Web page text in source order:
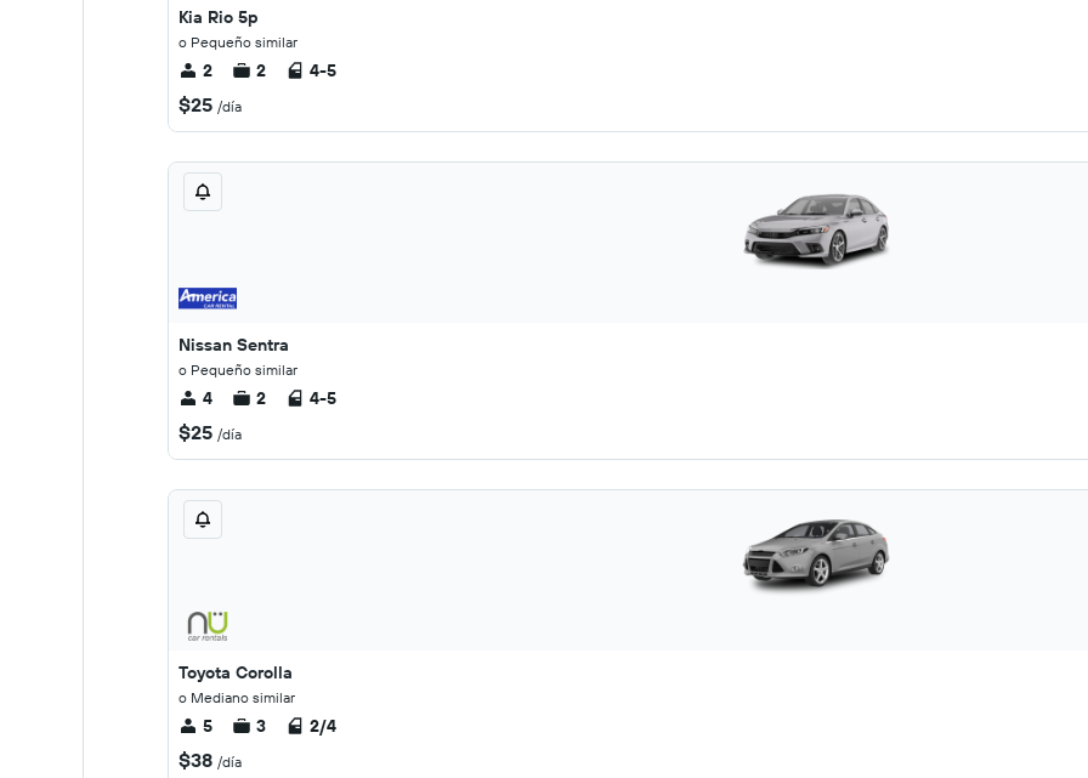
Kia Rio 5p
o Pequeño similar
2 2 4-5
$25 /día
Nissan Sentra
o Pequeño similar
4 2 4-5
$25 /día
Toyota Corolla
o Mediano similar
5 3 2/4
$38 /día